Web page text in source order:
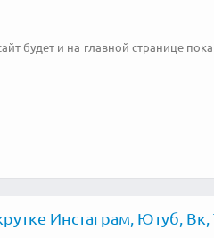
будет и на главной странице пока
Инстаграм, Ютуб, Вк,